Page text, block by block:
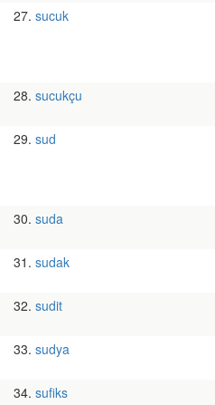
27 sucuk
28 sucukçu
29 sud
30 suda
31 sudak
32 sudit
33 sudya
34 sufiks